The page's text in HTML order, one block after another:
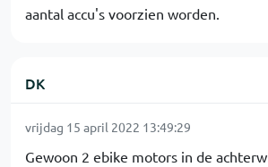
aantal accu's voorzien worden.
DK
vrijdag 15 april 2022 13:49:29
Gewoon 2 ebike motors in de